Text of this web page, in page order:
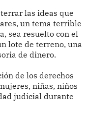
las ideas que
un tema terrible
sea resuelto con el
lote de terreno, una
de dinero.
de los derechos
niñas, niños
judicial durante